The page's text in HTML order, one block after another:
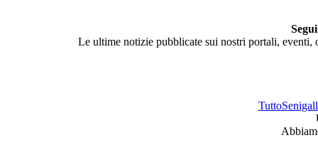
Le ultime notizie pubblicate sui nostri portali,